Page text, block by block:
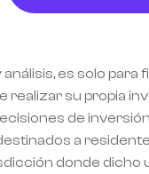
es solo
realizar su propia
de
a
donde